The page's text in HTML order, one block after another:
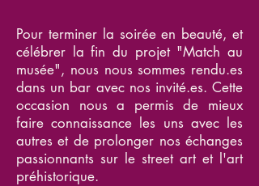
Pour terminer la soirée en beauté, et
célébrer la fin du projet "Match au
musée", nous nous sommes rendu.es
dans un bar avec nos invité.es. Cette
occasion nous a permis de mieux
faire connaissance les uns avec les
autres et de prolonger nos échanges
passionnants sur le street art et l'art
préhistorique.